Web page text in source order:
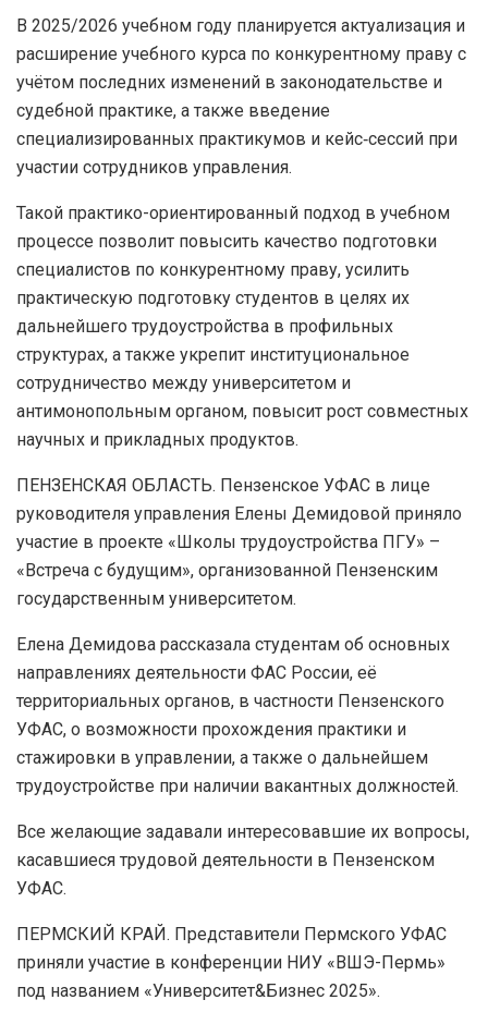
В 2025/2026 учебном году планируется актуализация и
расширение учебного курса по конкурентному праву с
учётом последних изменений в законодательстве и
судебной практике, а также введение
специализированных практикумов и кейс‑сессий при
участии сотрудников управления.
Такой практико-ориентированный подход в учебном
процессе позволит повысить качество подготовки
специалистов по конкурентному праву, усилить
практическую подготовку студентов в целях их
дальнейшего трудоустройства в профильных
структурах, а также укрепит институциональное
сотрудничество между университетом и
антимонопольным органом, повысит рост совместных
научных и прикладных продуктов.
ПЕНЗЕНСКАЯ ОБЛАСТЬ. Пензенское УФАС в лице
руководителя управления Елены Демидовой приняло
участие в проекте «Школы трудоустройства ПГУ» –
«Встреча с будущим», организованной Пензенским
государственным университетом.
Елена Демидова рассказала студентам об основных
направлениях деятельности ФАС России, её
территориальных органов, в частности Пензенского
УФАС, о возможности прохождения практики и
стажировки в управлении, а также о дальнейшем
трудоустройстве при наличии вакантных должностей.
Все желающие задавали интересовавшие их вопросы,
касавшиеся трудовой деятельности в Пензенском
УФАС.
ПЕРМСКИЙ КРАЙ. Представители Пермского УФАС
приняли участие в конференции НИУ «ВШЭ-Пермь»
под названием «Университет&Бизнес 2025».